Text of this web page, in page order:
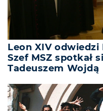
Leon XIV
Szef MSZ spotkał
Tadeuszem Wojdą